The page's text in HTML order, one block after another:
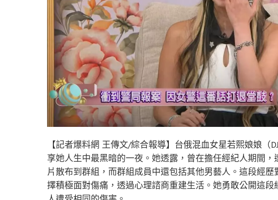
【記者爆料網 王傳文/綜合報導】台俄混血女星若熙娘娘（
享她人生中最黑暗的一夜。她透露，曾在擔任經紀人期間
片散布到群組，而群組成員中還包括其他男藝人。這段經
擇積極面對傷痛，透過心理諮商重建生活。她勇敢公開這